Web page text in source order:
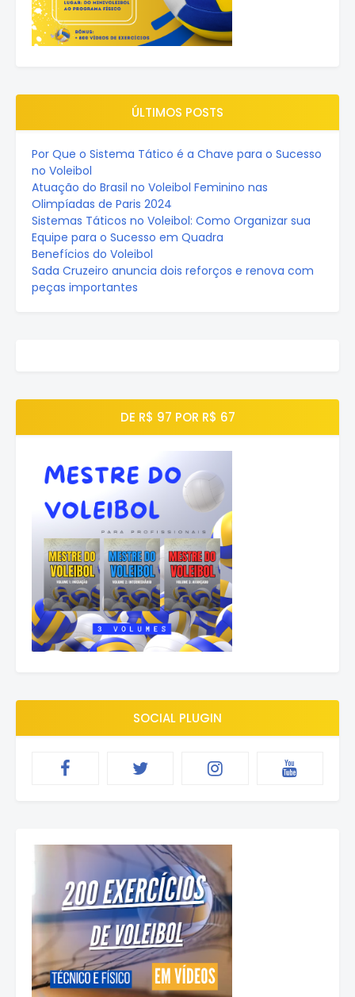
ÚLTIMOS POSTS
Por Que o Sistema Tático é a Chave para o Sucesso
no Voleibol
Atuação do Brasil no Voleibol Feminino nas
Olimpíadas de Paris 2024
Sistemas Táticos no Voleibol: Como Organizar sua
Equipe para o Sucesso em Quadra
Benefícios do Voleibol
Sada Cruzeiro anuncia dois reforços e renova com
peças importantes
DE R$ 97 POR R$ 67
SOCIAL PLUGIN